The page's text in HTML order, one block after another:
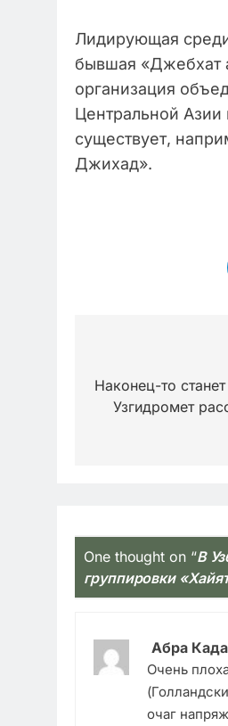
Лидирующая
бывшая «Джебхат
организация
Центральной
существует,
Джихад».
по
записям
Наконец-то
Узгидромет
One thought on “В
группировки
Абра
Очень
очаг